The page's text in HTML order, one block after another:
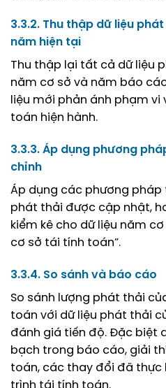
3.3.2. Thu thập dữ liệu
năm hiện tại
Thu thập lại tất cả dữ liệu
năm cơ sở và năm báo
liệu mới phản ánh phạm vi
toán hiện hành.
3.3.3. Áp dụng phương
chỉnh
Áp dụng các phương pháp
phát thải được cập nhật,
kiểm kê cho dữ liệu năm
cơ sở tái tính toán”.
3.3.4. So sánh và báo cáo
So sánh lượng phát thải
toán với dữ liệu phát thải
đánh giá tiến độ. Đặc biệt
bạch trong báo cáo, giải
toán, các thay đổi đã thực
trình tái tính toán.